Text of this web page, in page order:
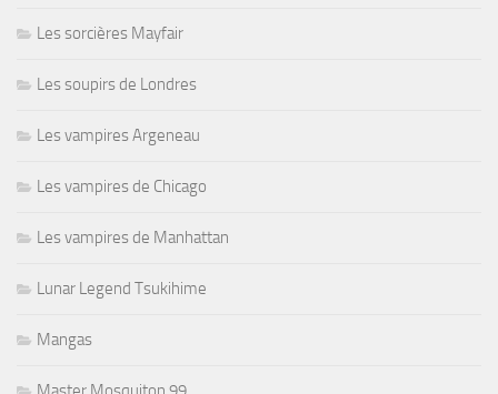
Les sorcières Mayfair
Les soupirs de Londres
Les vampires Argeneau
Les vampires de Chicago
Les vampires de Manhattan
Lunar Legend Tsukihime
Mangas